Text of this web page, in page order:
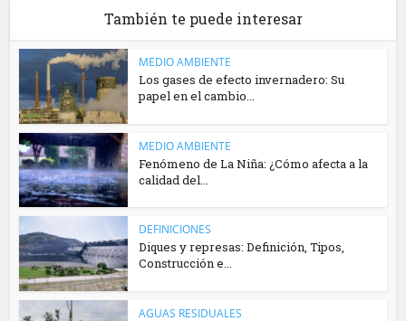
También te puede interesar
MEDIO AMBIENTE
Los gases de efecto invernadero: Su
papel en el cambio...
MEDIO AMBIENTE
Fenómeno de La Niña: ¿Cómo afecta a la
calidad del...
DEFINICIONES
Diques y represas: Definición, Tipos,
Construcción e...
AGUAS RESIDUALES